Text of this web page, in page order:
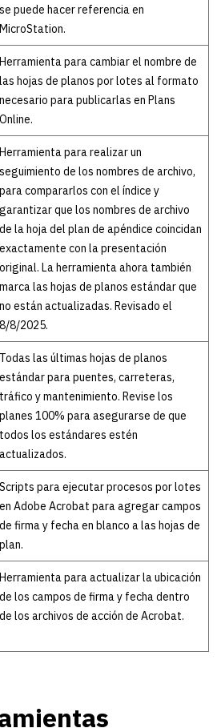
se puede hacer referencia en
MicroStation.
Herramienta para cambiar el nombre de
las hojas de planos por lotes al formato
necesario para publicarlas en Plans
Online.
Herramienta para realizar un
seguimiento de los nombres de archivo,
para compararlos con el índice y
garantizar que los nombres de archivo
de la hoja del plan de apéndice coincidan
exactamente con la presentación
original. La herramienta ahora también
marca las hojas de planos estándar que
no están actualizadas. Revisado el
8/8/2025.
Todas las últimas hojas de planos
estándar para puentes, carreteras,
tráfico y mantenimiento. Revise los
planes 100% para asegurarse de que
todos los estándares estén
actualizados.
Scripts para ejecutar procesos por lotes
en Adobe Acrobat para agregar campos
de firma y fecha en blanco a las hojas de
plan.
Herramienta para actualizar la ubicación
de los campos de firma y fecha dentro
de los archivos de acción de Acrobat.